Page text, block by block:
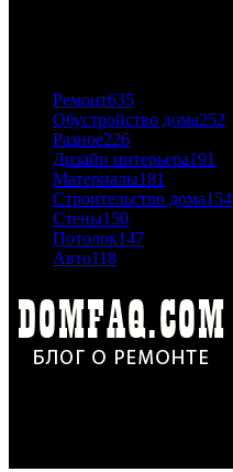
Ремонт635
Обустройство дома252
Разное226
Дизайн интерьера191
Материалы181
Строительство дома154
Стены150
Потолок147
Авто118